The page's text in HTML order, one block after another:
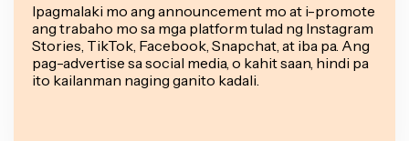
Ipagmalaki mo ang announcement mo at i-promote
ang trabaho mo sa mga platform tulad ng Instagram
Stories, TikTok, Facebook, Snapchat, at iba pa. Ang
pag-advertise sa social media, o kahit saan, hindi pa
ito kailanman naging ganito kadali.